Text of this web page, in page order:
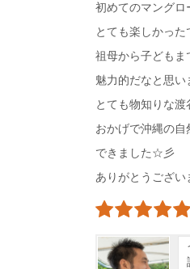
初めてのマングロ
とても楽しかっ
祖母から子どもま
魅力的だなと思い
とても物知りな
おかげで沖縄の
できました☆彡
ありがとうござい